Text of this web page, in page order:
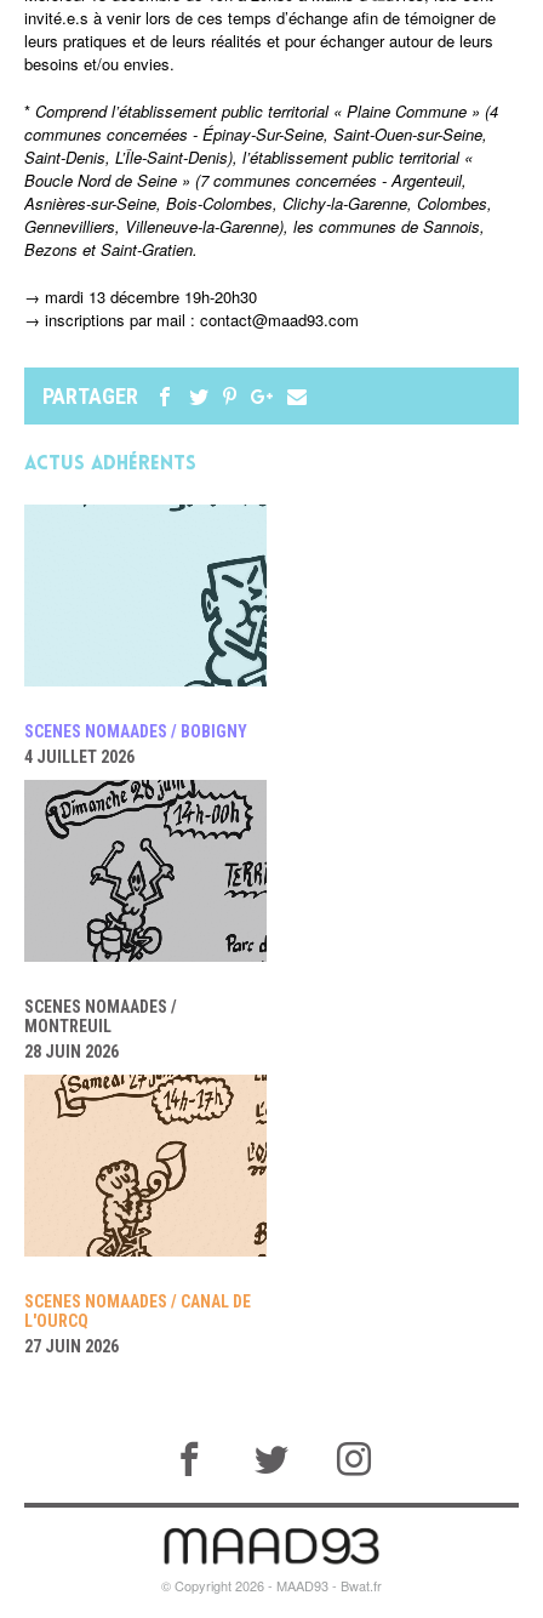
invité.e.s à venir lors de ces temps d’échange afin de témoigner de
leurs pratiques et de leurs réalités et pour échanger autour de leurs
besoins et/ou envies.
* Comprend l’établissement public territorial « Plaine Commune » (4
communes concernées - Épinay-Sur-Seine, Saint-Ouen-sur-Seine,
Saint-Denis, L’Île-Saint-Denis), l’établissement public territorial «
Boucle Nord de Seine » (7 communes concernées - Argenteuil,
Asnières-sur-Seine, Bois-Colombes, Clichy-la-Garenne, Colombes,
Gennevilliers, Villeneuve-la-Garenne), les communes de Sannois,
Bezons et Saint-Gratien.
→ mardi 13 décembre 19h-20h30
→ inscriptions par mail : contact@maad93.com
PARTAGER
Actus adhérents
SCENES NOMAADES / BOBIGNY
4 JUILLET 2026
SCENES NOMAADES /
MONTREUIL
28 JUIN 2026
SCENES NOMAADES / CANAL DE
L'OURCQ
27 JUIN 2026
© Copyright 2026 - MAAD93 - Bwat.fr